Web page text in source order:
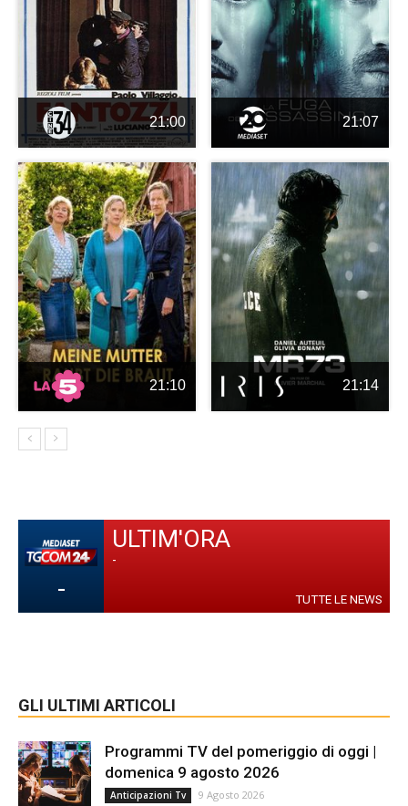
21:00 21:07
21:10 21:14
-
ULTIM'ORA
-
TUTTE LE NEWS
GLI ULTIMI ARTICOLI
Programmi TV del pomeriggio di oggi |
domenica 9 agosto 2026
Anticipazioni Tv 9 Agosto 2026